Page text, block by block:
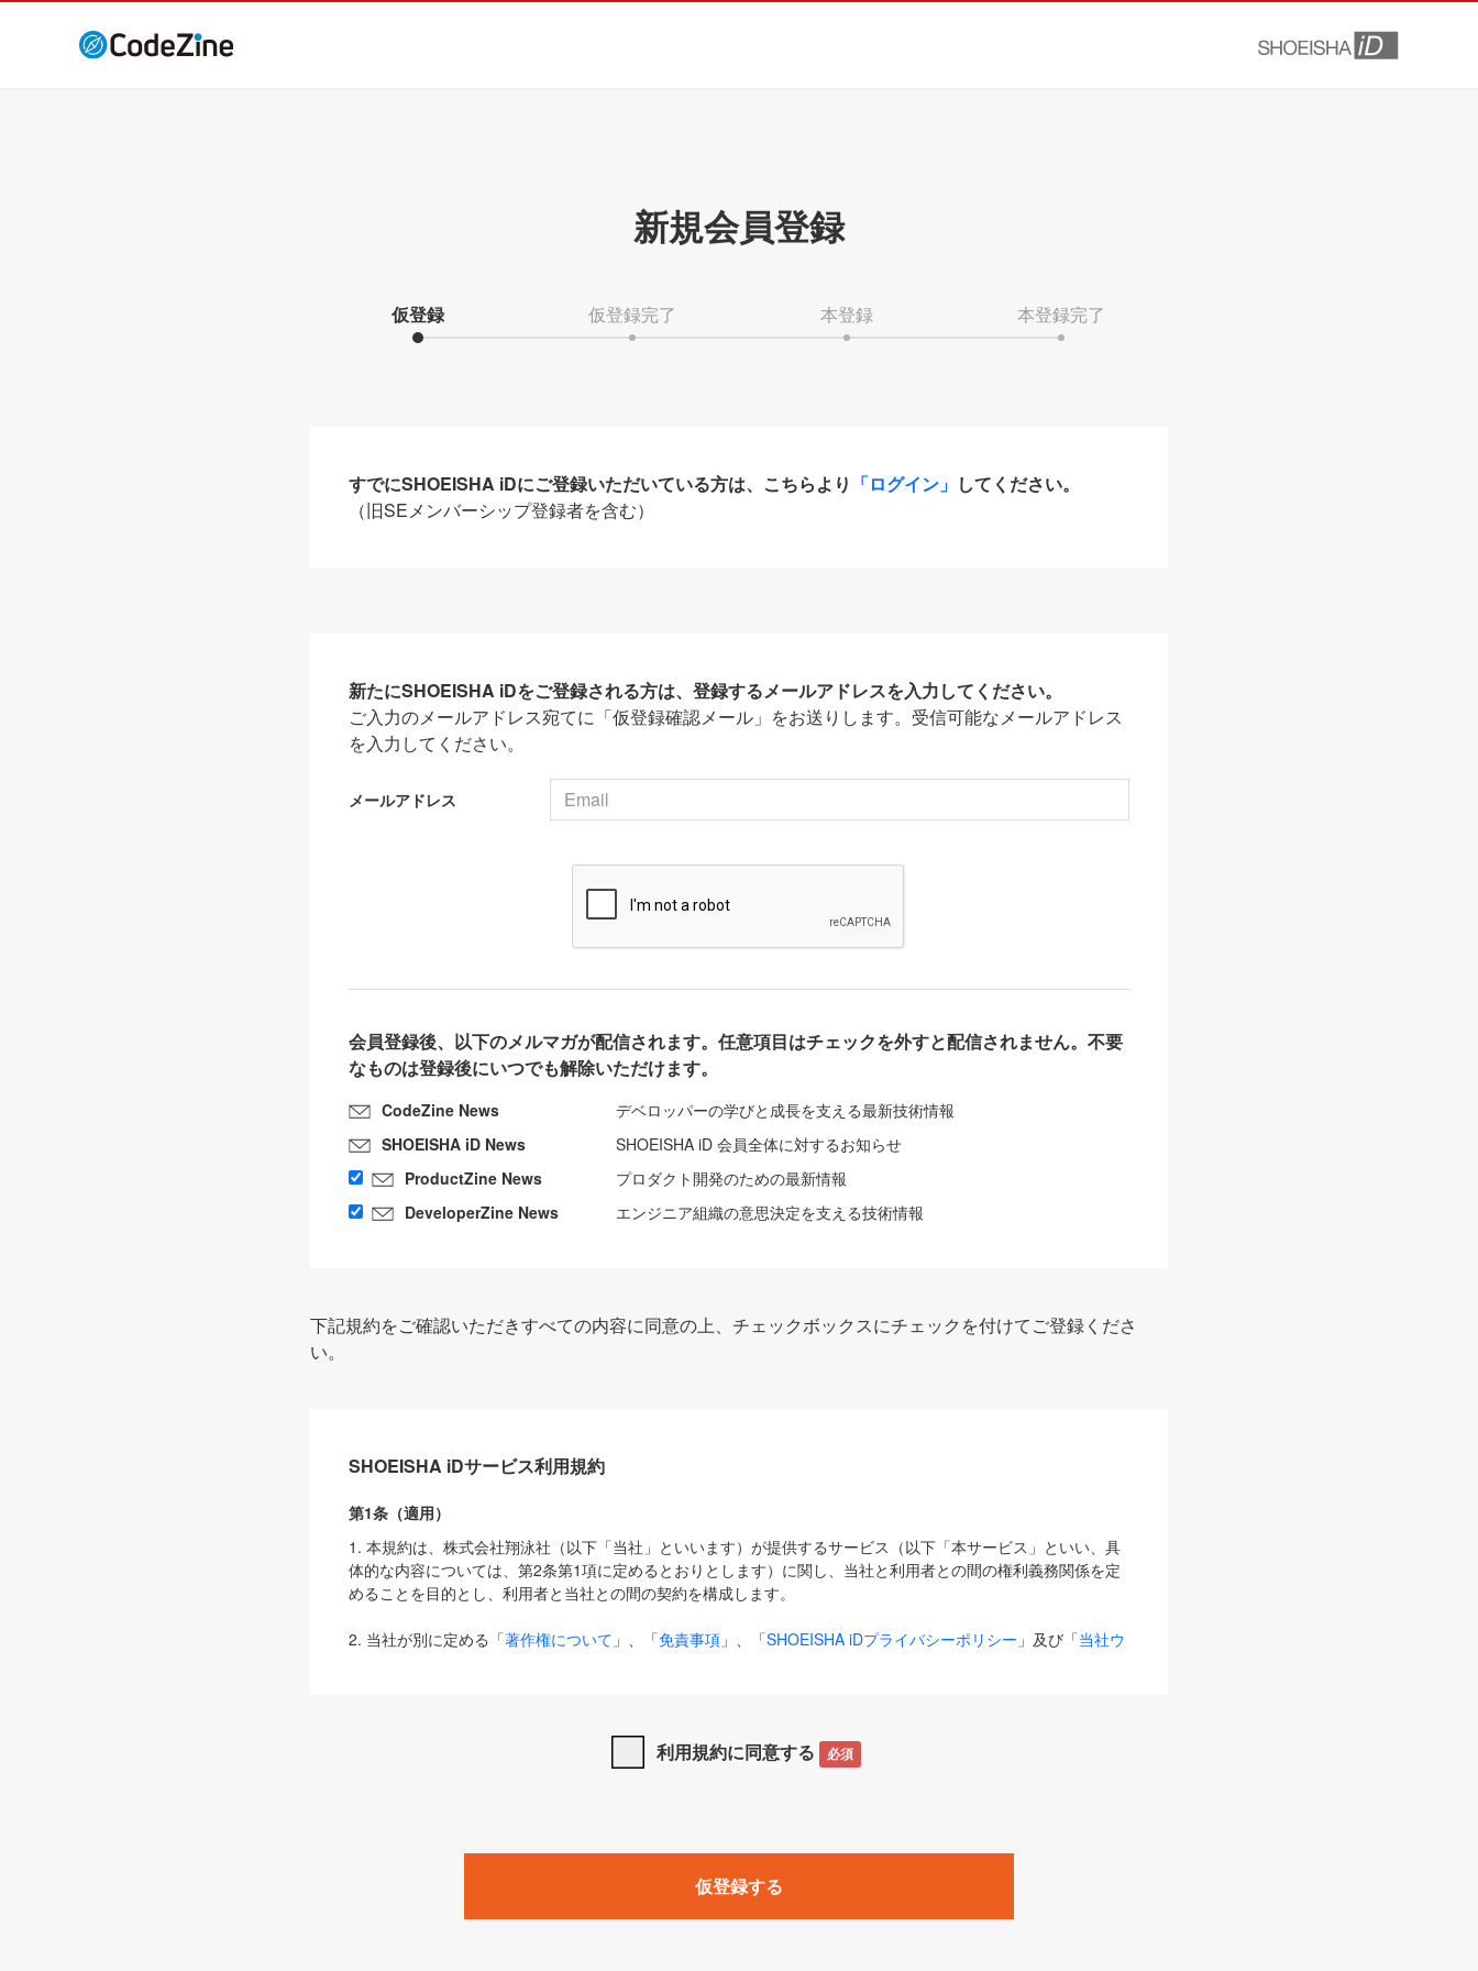
新規会員登録
仮登録 仮登録完了 本登録 本登録完了
すでにSHOEISHA iDにご登録いただいている方は、こちらより 「ログイン」 してください。
（旧SEメンバーシップ登録者を含む）
新たにSHOEISHA iDをご登録される方は、登録するメールアドレスを入力してください。
ご入力のメールアドレス宛てに「仮登録確認メール」をお送りします。受信可能なメールアドレス
を入力してください。
メールアドレス
会員登録後、以下のメルマガが配信されます。任意項目はチェックを外すと配信されません。不要
なものは登録後にいつでも解除いただけます。
CodeZine News
デベロッパーの学びと成長を支える最新技術情報
SHOEISHA iD News
SHOEISHA iD 会員全体に対するお知らせ
ProductZine News
プロダクト開発のための最新情報
DeveloperZine News
エンジニア組織の意思決定を支える技術情報
下記規約をご確認いただきすべての内容に同意の上、チェックボックスにチェックを付けてご登録くださ
い。
SHOEISHA iDサービス利用規約
第1条（適用）
1. 本規約は、株式会社翔泳社（以下「当社」といいます）が提供するサービス（以下「本サービス」といい、具
体的な内容については、第2条第1項に定めるとおりとします）に関し、当社と利用者との間の権利義務関係を定
めることを目的とし、利用者と当社との間の契約を構成します。
2. 当社が別に定める「著作権について 」、「免責事項 」、「SHOEISHA iDプライバシーポリシー 」及び「当社ウ
は、本規約の規定が優先して適用されるものとします。
1. 「本サービス」とは、当社が提供する以下のサービス（名称や内容が変更された場合、変更後のサービスを含
みます）及びこれらサービスに関連して当社が実施するイベントやキャンペーンをいいます。
「SEBook」「SEShop」「CodeZine」「MarkeZine」「EnterpriseZine」「ECzine」「Biz/Zine」「HRzine」
利用規約に同意する 必須
仮登録する